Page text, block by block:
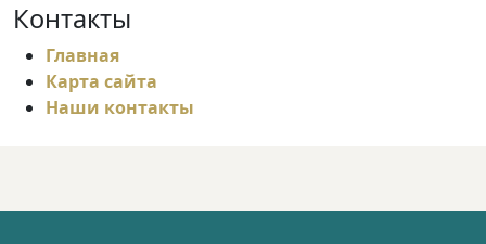
Контакты
Главная
Карта сайта
Наши контакты